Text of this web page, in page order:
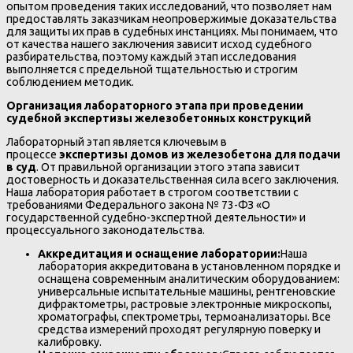
опытом проведения таких исследований, что позволяет нам
предоставлять заказчикам неопровержимые доказательства
для защиты их прав в судебных инстанциях. Мы понимаем, что
от качества нашего заключения зависит исход судебного
разбирательства, поэтому каждый этап исследования
выполняется с предельной тщательностью и строгим
соблюдением методик.
Организация лабораторного этапа при проведении
судебной экспертизы железобетонных конструкций
Лабораторный этап является ключевым в
процессе экспертизы домов из железобетона для подачи
в суд. От правильной организации этого этапа зависит
достоверность и доказательственная сила всего заключения.
Наша лаборатория работает в строгом соответствии с
требованиями Федерального закона № 73-ФЗ «О
государственной судебно-экспертной деятельности» и
процессуального законодательства.
Аккредитация и оснащение лаборатории:Наша
лаборатория аккредитована в установленном порядке и
оснащена современным аналитическим оборудованием:
универсальные испытательные машины, рентгеновские
дифрактометры, растровые электронные микроскопы,
хроматографы, спектрометры, термоанализаторы. Все
средства измерений проходят регулярную поверку и
калибровку.